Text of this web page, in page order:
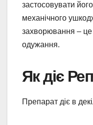
застосовувати
механічного
захворювання – це
одужання.
Як діє
Препарат діє в